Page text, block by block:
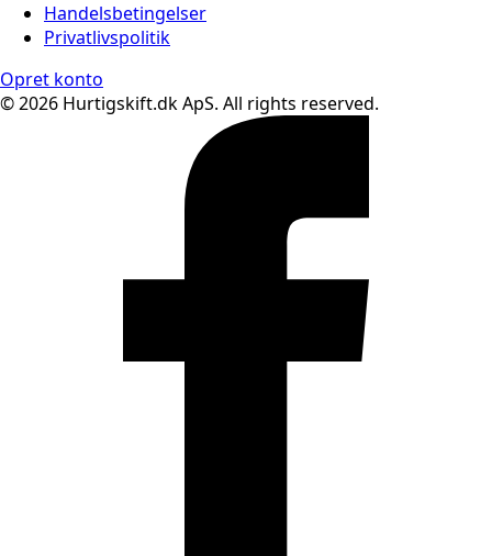
Handelsbetingelser
Privatlivspolitik
Opret konto
© 2026 Hurtigskift.dk ApS. All rights reserved.